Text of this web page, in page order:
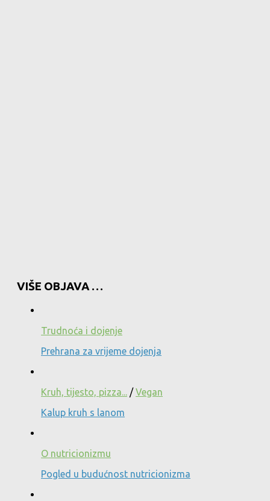
VIŠE OBJAVA …
Trudnoća i dojenje
Prehrana za vrijeme dojenja
Kruh, tijesto, pizza... /Vegan
Kalup kruh s lanom
O nutricionizmu
Pogled u budućnost nutricionizma